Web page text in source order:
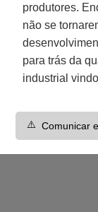
produtores.
não se
para trás da
industrial
⚠️ Comunicar